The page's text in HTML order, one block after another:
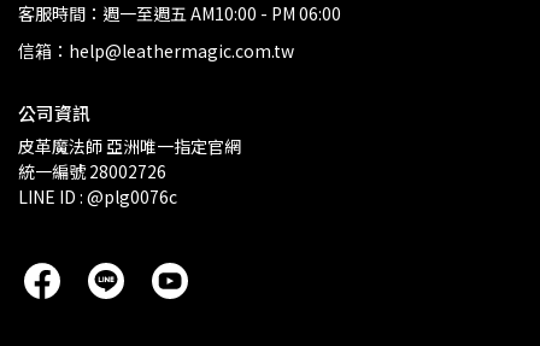
客服時間：週一至週五 AM10:00 - PM 06:00
信箱：help@leathermagic.com.tw
公司資訊
皮革魔法師 亞洲唯一指定官網
統一編號 28002726
LINE ID : @plg0076c